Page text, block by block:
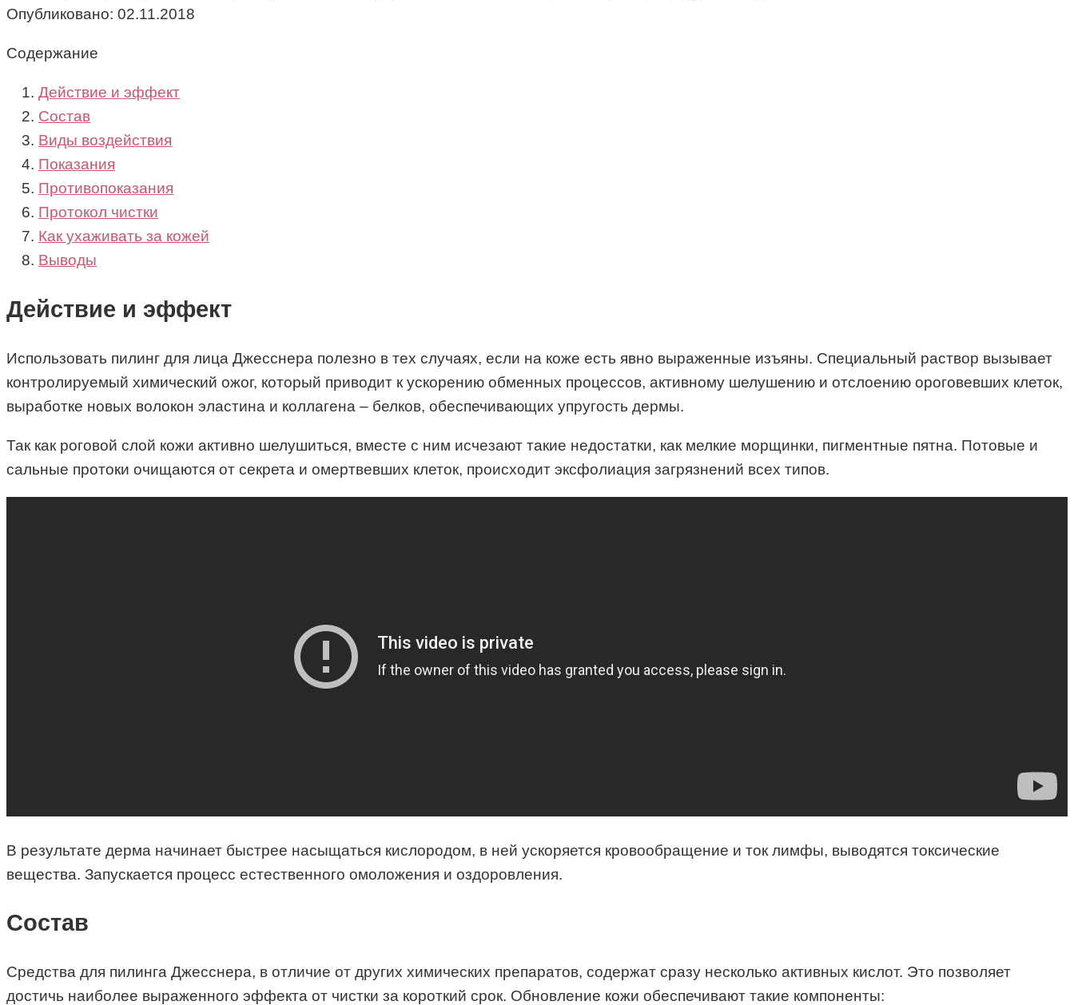
Опубликовано: 02.11.2018
Содержание
Действие и эффект
Состав
Виды воздействия
Показания
Противопоказания
Протокол чистки
Как ухаживать за кожей
Выводы
Действие и эффект
Использовать пилинг для лица Джесснера полезно в тех случаях, если на коже есть явно выраженные изъяны. Специальный раствор вызывает
контролируемый химический ожог, который приводит к ускорению обменных процессов, активному шелушению и отслоению ороговевших клеток,
выработке новых волокон эластина и коллагена – белков, обеспечивающих упругость дермы.
Так как роговой слой кожи активно шелушиться, вместе с ним исчезают такие недостатки, как мелкие морщинки, пигментные пятна. Потовые и
сальные протоки очищаются от секрета и омертвевших клеток, происходит эксфолиация загрязнений всех типов.
В результате дерма начинает быстрее насыщаться кислородом, в ней ускоряется кровообращение и ток лимфы, выводятся токсические
вещества. Запускается процесс естественного омоложения и оздоровления.
Состав
Средства для пилинга Джесснера, в отличие от других химических препаратов, содержат сразу несколько активных кислот. Это позволяет
достичь наиболее выраженного эффекта от чистки за короткий срок. Обновление кожи обеспечивают такие компоненты: